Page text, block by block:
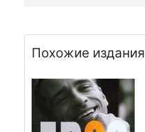
Похожие издания